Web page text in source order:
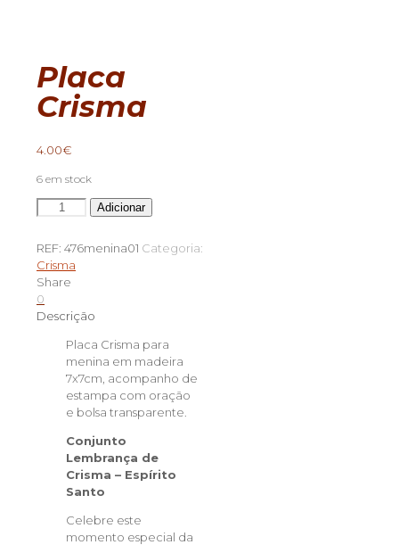
Placa
Crisma
4.00€
6 em stock
Quantidade
de
Crisma
Adicionar
REF: 476menina01 Categoria:
Crisma
Share
0
Descrição
Placa Crisma para
menina em madeira
7x7cm, acompanho de
estampa com oração
e bolsa transparente.
Conjunto
Lembrança de
Crisma – Espírito
Santo
Celebre este
momento especial da